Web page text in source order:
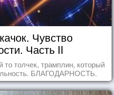
Чувство
Часть II
то толчек, трамплин, который
БЛАГОДАРНОСТЬ.